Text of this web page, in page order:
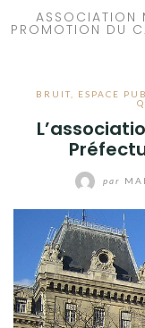
ASSOCIATION
PROMOTION DU
BRUIT, ESPACE
par